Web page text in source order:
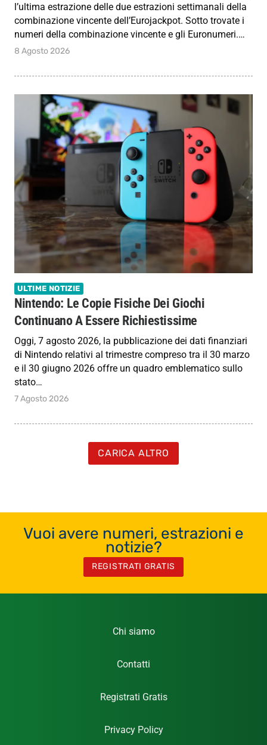
l’ultima estrazione delle due estrazioni settimanali della
combinazione vincente dell’Eurojackpot. Sotto trovate i
numeri della combinazione vincente e gli Euronumeri.…
8 Agosto 2026
ULTIME NOTIZIE
Nintendo: Le Copie Fisiche Dei Giochi
Continuano A Essere Richiestissime
Oggi, 7 agosto 2026, la pubblicazione dei dati finanziari
di Nintendo relativi al trimestre compreso tra il 30 marzo
e il 30 giugno 2026 offre un quadro emblematico sullo
stato…
7 Agosto 2026
CARICA ALTRO
Vuoi avere numeri, estrazioni e
notizie?
REGISTRATI GRATIS
Chi siamo
Contatti
Registrati Gratis
Privacy Policy